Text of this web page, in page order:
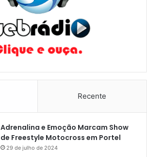
Recente
Adrenalina e Emoção Marcam Show
de Freestyle Motocross em Portel
29 de julho de 2024